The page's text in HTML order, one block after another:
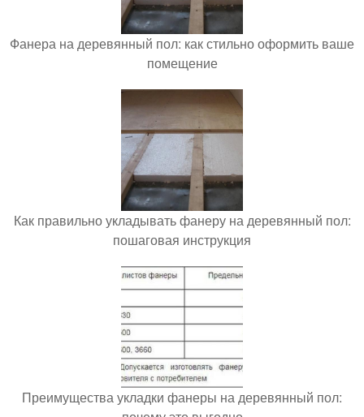
Фанера на деревянный пол: как стильно оформить ваше
помещение
Как правильно укладывать фанеру на деревянный пол:
пошаговая инструкция
Преимущества укладки фанеры на деревянный пол: